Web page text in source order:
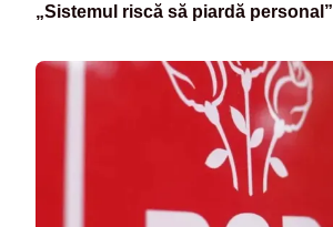
„Sistemul riscă să piardă personal”